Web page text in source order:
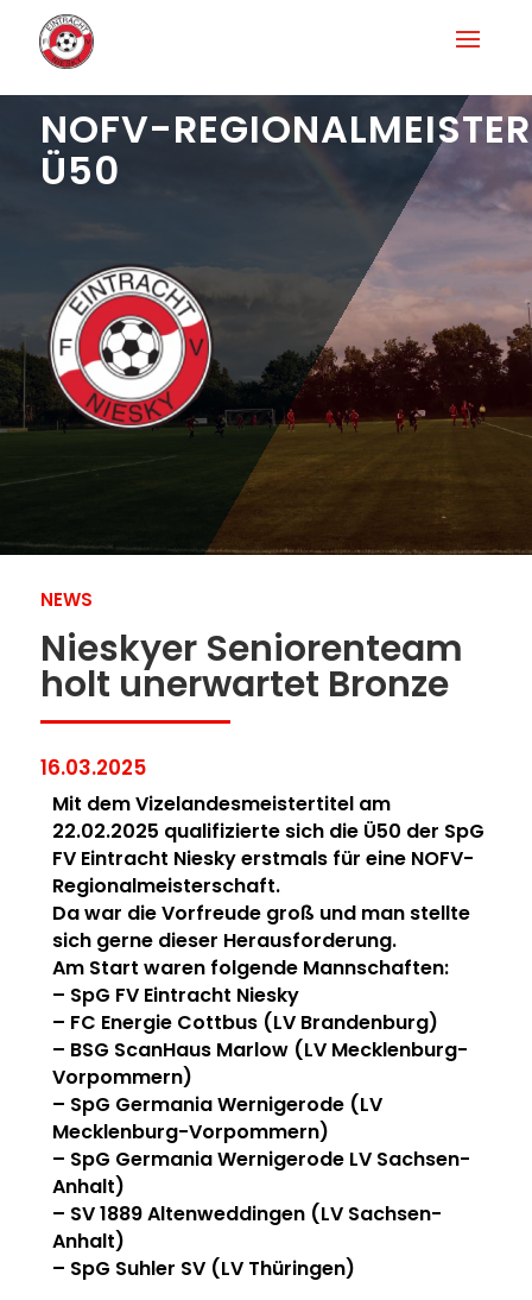
NOFV-
Ü50
NEWS
Nieskyer Seniorenteam
holt unerwartet Bronze
16.03.2025
Mit dem Vizelandesmeistertitel am
22.02.2025 qualifizierte sich die Ü50 der SpG
FV Eintracht Niesky erstmals für eine NOFV-
Regionalmeisterschaft.
Da war die Vorfreude groß und man stellte
sich gerne dieser Herausforderung.
Am Start waren folgende Mannschaften:
– SpG FV Eintracht Niesky
– FC Energie Cottbus (LV Brandenburg)
– BSG ScanHaus Marlow (LV Mecklenburg-
Vorpommern)
– SpG Germania Wernigerode (LV
Mecklenburg-Vorpommern)
– SpG Germania Wernigerode LV Sachsen-
Anhalt)
– SV 1889 Altenweddingen (LV Sachsen-
Anhalt)
– SpG Suhler SV (LV Thüringen)